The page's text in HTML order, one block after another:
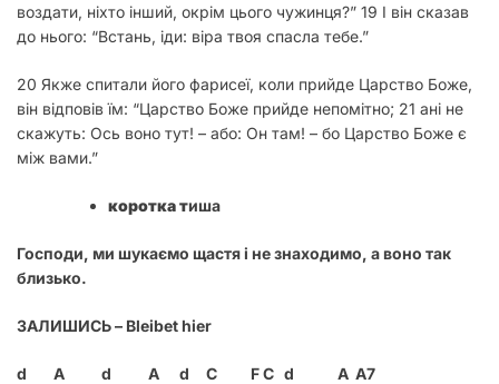
воздати, ніхто інший, окрім цього чужинця?” 19 І він сказав
до нього: “Встань, іди: віра твоя спасла тебе.”
20 Якже спитали його фарисеї, коли прийде Царство Боже,
він відповів їм: “Царство Боже прийде непомітно; 21 ані не
скажуть: Ось воно тут! – або: Он там! – бо Царство Боже є
між вами.”
коротка тиша
Господи, ми шукаємо щастя і не знаходимо, а воно так
близько.
ЗАЛИШИСЬ – Bleibet hier
d A d A d C F C d A A7